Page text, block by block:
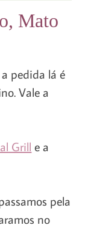
Mato
pedida lá é
Vale a
Grill e a
pela
no